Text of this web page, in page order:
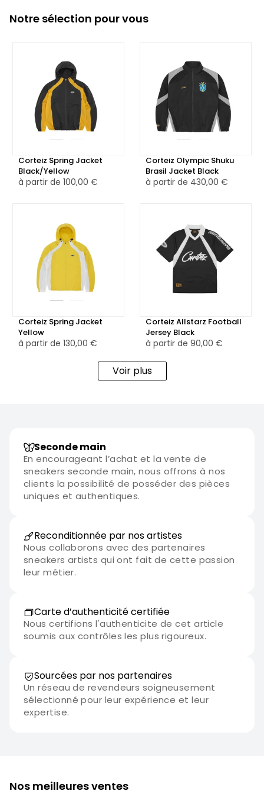
Notre sélection pour vous
Corteiz Spring Jacket
Black/Yellow
à partir de 100,00 €
Corteiz Olympic Shuku
Brasil Jacket Black
à partir de 430,00 €
Corteiz Spring Jacket
Yellow
à partir de 130,00 €
Corteiz Allstarz Football
Jersey Black
à partir de 90,00 €
Voir plus
Seconde main
En encourageant l’achat et la vente de
sneakers seconde main, nous offrons à nos
clients la possibilité de posséder des pièces
uniques et authentiques.
Reconditionnée par nos artistes
Nous collaborons avec des partenaires
sneakers artists qui ont fait de cette passion
leur métier.
Carte d’authenticité certifiée
Nous certifions l'authenticite de cet article
soumis aux contrôles les plus rigoureux.
Sourcées par nos partenaires
Un réseau de revendeurs soigneusement
sélectionné pour leur expérience et leur
expertise.
Nos meilleures ventes